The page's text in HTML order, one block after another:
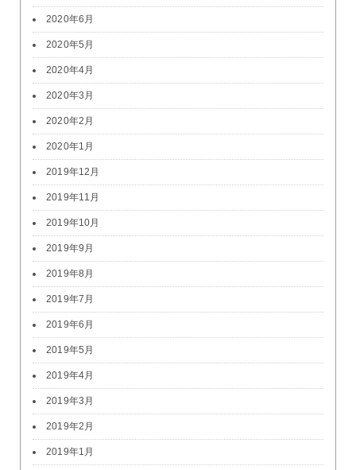
2020年6月
2020年5月
2020年4月
2020年3月
2020年2月
2020年1月
2019年12月
2019年11月
2019年10月
2019年9月
2019年8月
2019年7月
2019年6月
2019年5月
2019年4月
2019年3月
2019年2月
2019年1月